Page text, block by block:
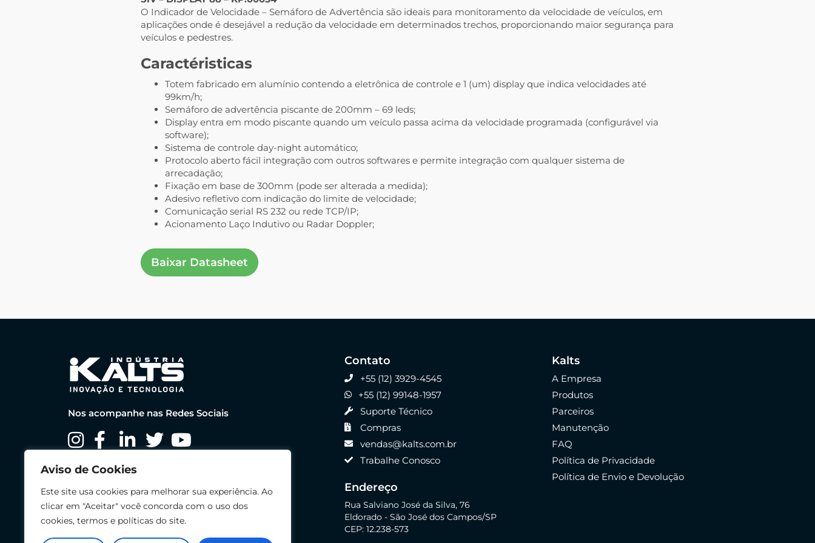
Aviso de Cookies
Este site usa cookies para melhorar sua experiência. Ao
clicar em "Aceitar" você concorda com o uso dos
cookies, termos e políticas do site.
O Indicador de Velocidade – Semáforo de Advertência são ideais para monitoramento da velocidade de veículos, em
aplicações onde é desejável a redução da velocidade em determinados trechos, proporcionando maior segurança para
veículos e pedestres.
Caractéristicas
Totem fabricado em alumínio contendo a eletrônica de controle e 1 (um) display que indica velocidades até
99km/h;
Semáforo de advertência piscante de 200mm – 69 leds;
Display entra em modo piscante quando um veículo passa acima da velocidade programada (configurável via
software);
Sistema de controle day-night automático;
Protocolo aberto fácil integração com outros softwares e permite integração com qualquer sistema de
arrecadação;
Fixação em base de 300mm (pode ser alterada a medida);
Adesivo refletivo com indicação do limite de velocidade;
Comunicação serial RS 232 ou rede TCP/IP;
Acionamento Laço Indutivo ou Radar Doppler;
Baixar Datasheet
Nos acompanhe nas Redes Sociais
Contato
+55 (12) 3929-4545
+55 (12) 99148-1957
Suporte Técnico
Compras
vendas@kalts.com.br
Trabalhe Conosco
Endereço
Rua Salviano José da Silva, 76
Eldorado - São José dos Campos/SP
CEP: 12.238-573
Kalts
A Empresa
Produtos
Parceiros
Manutenção
FAQ
Política de Privacidade
Política de Envio e Devolução